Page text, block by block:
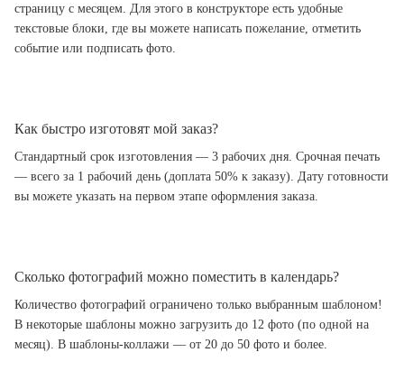
страницу с месяцем. Для этого в конструкторе есть удобные
текстовые блоки, где вы можете написать пожелание, отметить
событие или подписать фото.
Как быстро изготовят мой заказ?
Стандартный срок изготовления — 3 рабочих дня. Срочная печать
— всего за 1 рабочий день (доплата 50% к заказу). Дату готовности
вы можете указать на первом этапе оформления заказа.
Сколько фотографий можно поместить в календарь?
Количество фотографий ограничено только выбранным шаблоном!
В некоторые шаблоны можно загрузить до 12 фото (по одной на
месяц). В шаблоны-коллажи — от 20 до 50 фото и более.